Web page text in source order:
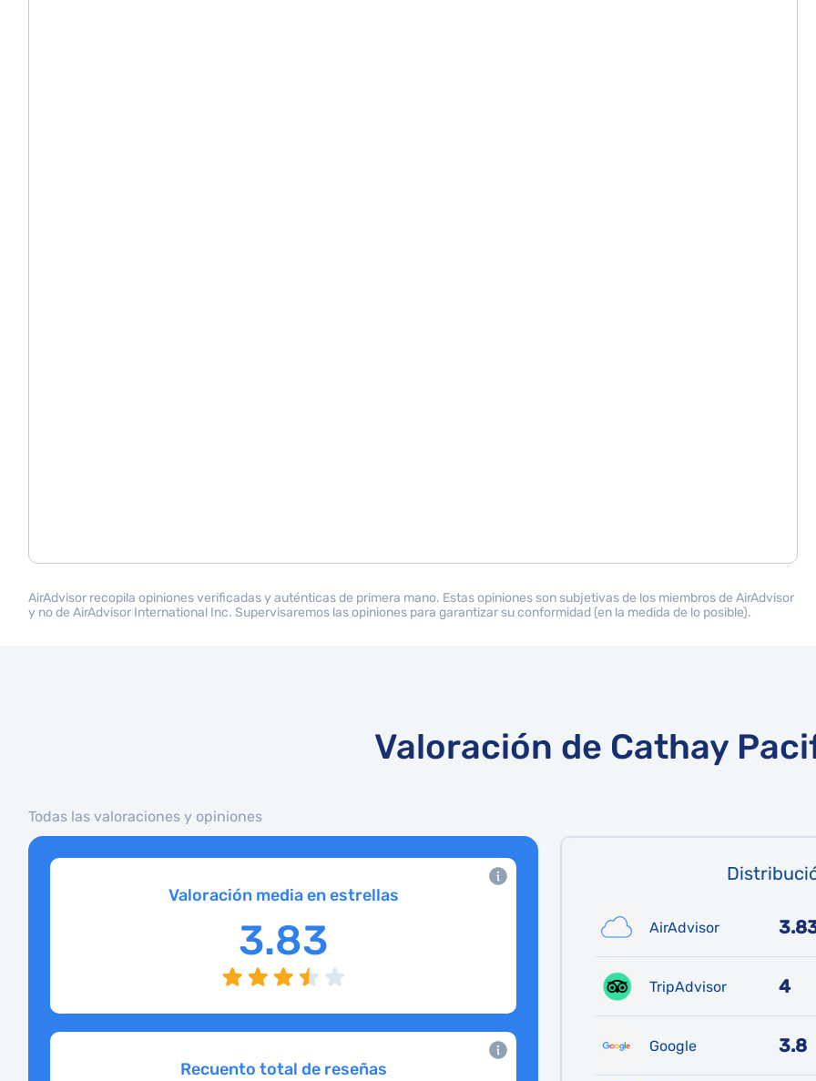
AirAdvisor recopila opiniones verificadas y auténticas de primera mano. Estas opiniones son subjetivas de los miembros de AirAdvisor
y no de AirAdvisor International Inc. Supervisaremos las opiniones para garantizar su conformidad (en la medida de lo posible).
Valoración de Cathay
Todas las valoraciones y opiniones
Valoración media en estrellas
3.83
Recuento total de reseñas
AirAdvisor
TripAdvisor 4
Google 3.8